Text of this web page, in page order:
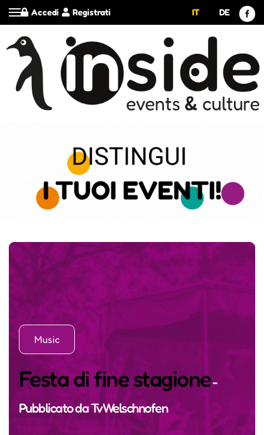
Registrati
Accedi IT DE
Music
Festa di fine stagione-
Pubblicato daTvWelschnofen